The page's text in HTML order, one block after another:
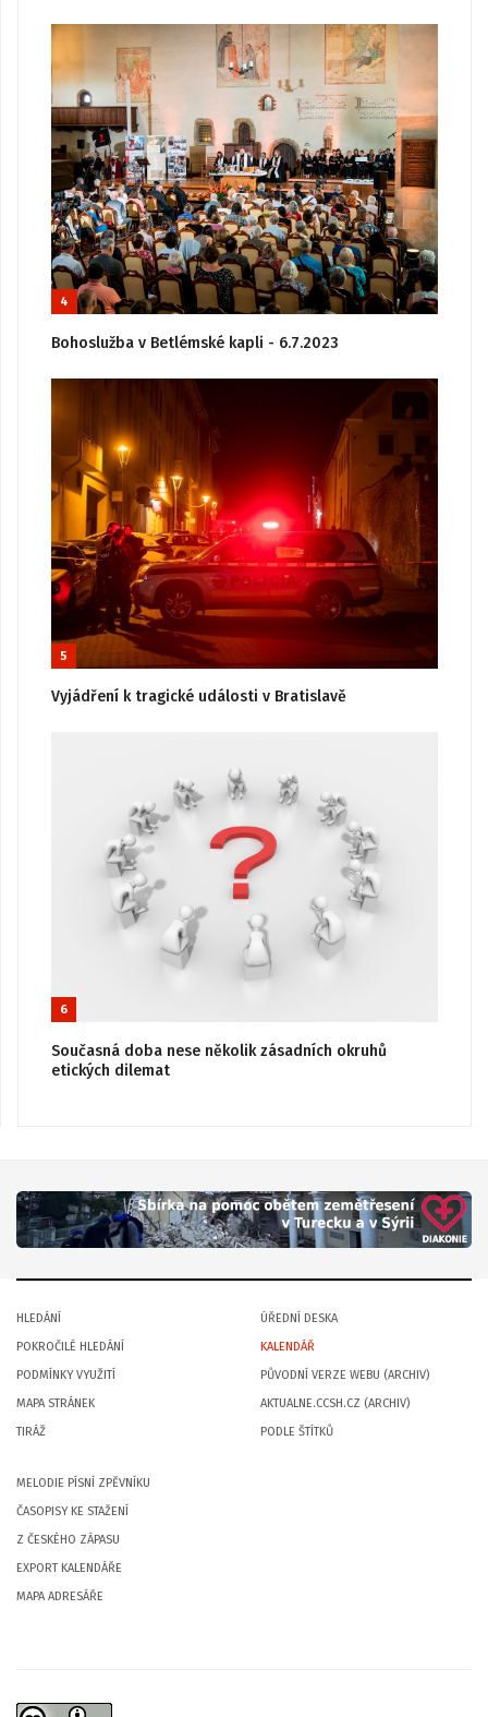
4
Bohoslužba v Betlémské kapli - 6.7.2023
5
Vyjádření k tragické události v Bratislavě
6
Současná doba nese několik zásadních okruhů
etických dilemat
HLEDÁNÍ
POKROČILÉ HLEDÁNÍ
PODMÍNKY VYUŽITÍ
MAPA STRÁNEK
TIRÁŽ
ÚŘEDNÍ DESKA
KALENDÁŘ
PŮVODNÍ VERZE WEBU (ARCHIV)
AKTUALNE.CCSH.CZ (ARCHIV)
PODLE ŠTÍTKŮ
MELODIE PÍSNÍ ZPĚVNÍKU
ČASOPISY KE STAŽENÍ
Z ČESKÉHO ZÁPASU
EXPORT KALENDÁŘE
MAPA ADRESÁŘE